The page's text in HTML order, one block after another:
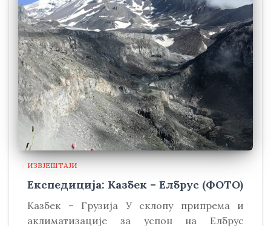
ИЗВЈЕШТАЈИ
Експедиција: Казбек – Елбрус (ФОТО)
Kазбек – Грузија У склопу припрема и
аклиматизације за успон на Елбрус